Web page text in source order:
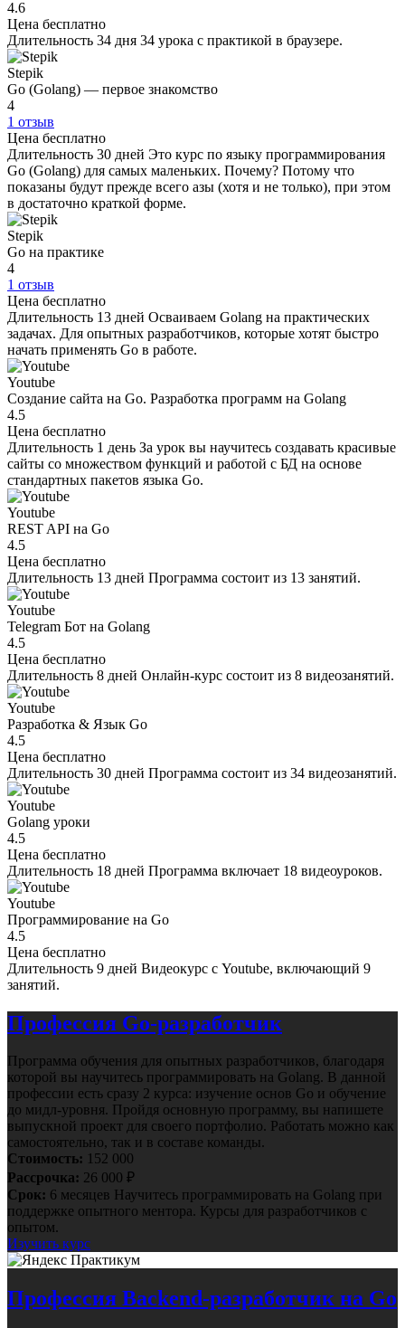
4.6
Цена бесплатно
Длительность 34 дня 34 урока с практикой в браузере.
Stepik
Go (Golang) — первое знакомство
4
1 отзыв
Цена бесплатно
Длительность 30 дней Это курс по языку программирования
Go (Golang) для самых маленьких. Почему? Потому что
показаны будут прежде всего азы (хотя и не только), при этом
в достаточно краткой форме.
Stepik
Go на практике
4
1 отзыв
Цена бесплатно
Длительность 13 дней Осваиваем Golang на практических
задачах. Для опытных разработчиков, которые хотят быстро
начать применять Go в работе.
Youtube
Создание сайта на Go. Разработка программ на Golang
4.5
Цена бесплатно
Длительность 1 день За урок вы научитесь создавать красивые
сайты со множеством функций и работой с БД на основе
стандартных пакетов языка Go.
Youtube
REST API на Go
4.5
Цена бесплатно
Длительность 13 дней Программа состоит из 13 занятий.
Youtube
Telegram Бот на Golang
4.5
Цена бесплатно
Длительность 8 дней Онлайн-курс состоит из 8 видеозанятий.
Youtube
Разработка & Язык Go
4.5
Цена бесплатно
Длительность 30 дней Программа состоит из 34 видеозанятий.
Youtube
Golang уроки
4.5
Цена бесплатно
Длительность 18 дней Программа включает 18 видеоуроков.
Youtube
Программирование на Go
4.5
Цена бесплатно
Длительность 9 дней Видеокурс с Youtube, включающий 9
занятий.
Профессия Go-разработчик
Программа обучения для опытных разработчиков, благодаря
которой вы научитесь программировать на Golang. В данной
профессии есть сразу 2 курса: изучение основ Go и обучение
до мидл-уровня. Пройдя основную программу, вы напишете
выпускной проект для своего портфолио. Работать можно как
самостоятельно, так и в составе команды.
Стоимость: 152 000
Рассрочка: 26 000 ₽
Срок: 6 месяцев Научитесь программировать на Golang при
поддержке опытного ментора. Курсы для разработчиков с
опытом.
Изучить курс
Профессия Backend-разработчик на Go